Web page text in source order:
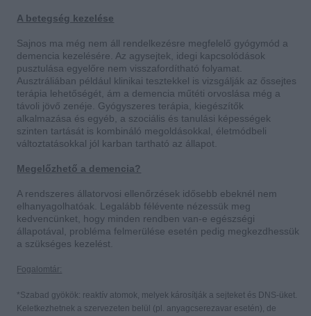
A betegség kezelése
Sajnos ma még nem áll rendelkezésre megfelelő gyógymód a
demencia kezelésére. Az agysejtek, idegi kapcsolódások
pusztulása egyelőre nem visszafordítható folyamat.
Ausztráliában például klinikai tesztekkel is vizsgálják az őssejtes
terápia lehetőségét, ám a demencia műtéti orvoslása még a
távoli jövő zenéje. Gyógyszeres terápia, kiegészítők
alkalmazása és egyéb, a szociális és tanulási képességek
szinten tartását is kombináló megoldásokkal, életmódbeli
változtatásokkal jól karban tartható az állapot.
Megelőzhető a demencia?
A rendszeres állatorvosi ellenőrzések idősebb ebeknél nem
elhanyagolhatóak. Legalább félévente nézessük meg
kedvencünket, hogy minden rendben van-e egészségi
állapotával, probléma felmerülése esetén pedig megkezdhessük
a szükséges kezelést.
Fogalomtár:
*Szabad gyökök: reaktív atomok, melyek károsítják a sejteket és DNS-üket.
Keletkezhetnek a szervezeten belül (pl. anyagcserezavar esetén), de